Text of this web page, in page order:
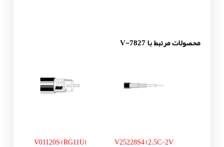
محصولات مرتبط با V-7827
V25228S4 (2.5C-2V
V01120S (RG11U)